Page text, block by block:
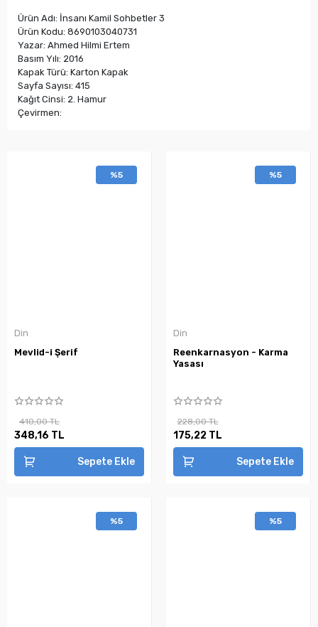
Ürün Adı: İnsanı Kamil Sohbetler 3
Ürün Kodu: 8690103040731
Yazar: Ahmed Hilmi Ertem
Basım Yılı: 2016
Kapak Türü: Karton Kapak
Sayfa Sayısı: 415
Kağıt Cinsi: 2. Hamur
Çevirmen:
%5
Din
Mevlid-i Şerif
410,00 TL
348,16 TL
Sepete Ekle
%5
Din
Reenkarnasyon - Karma
Yasası
228,00 TL
175,22 TL
Sepete Ekle
%5 %5